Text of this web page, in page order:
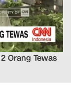
Orang Tewas